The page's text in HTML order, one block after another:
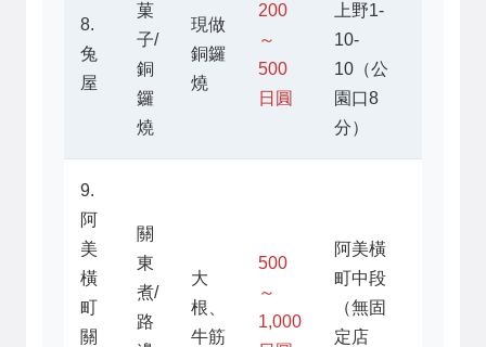
8.
兔
屋
菓
子/
銅
鑼
燒
現做
銅鑼
燒
200
～
500
日圓
上野1-
10-
10（公
園口8
分）
9.
阿
美
橫
町
關
關
東
煮/
路
大
根、
牛筋
500
～
1,000
阿美橫
町中段
（無固
定店